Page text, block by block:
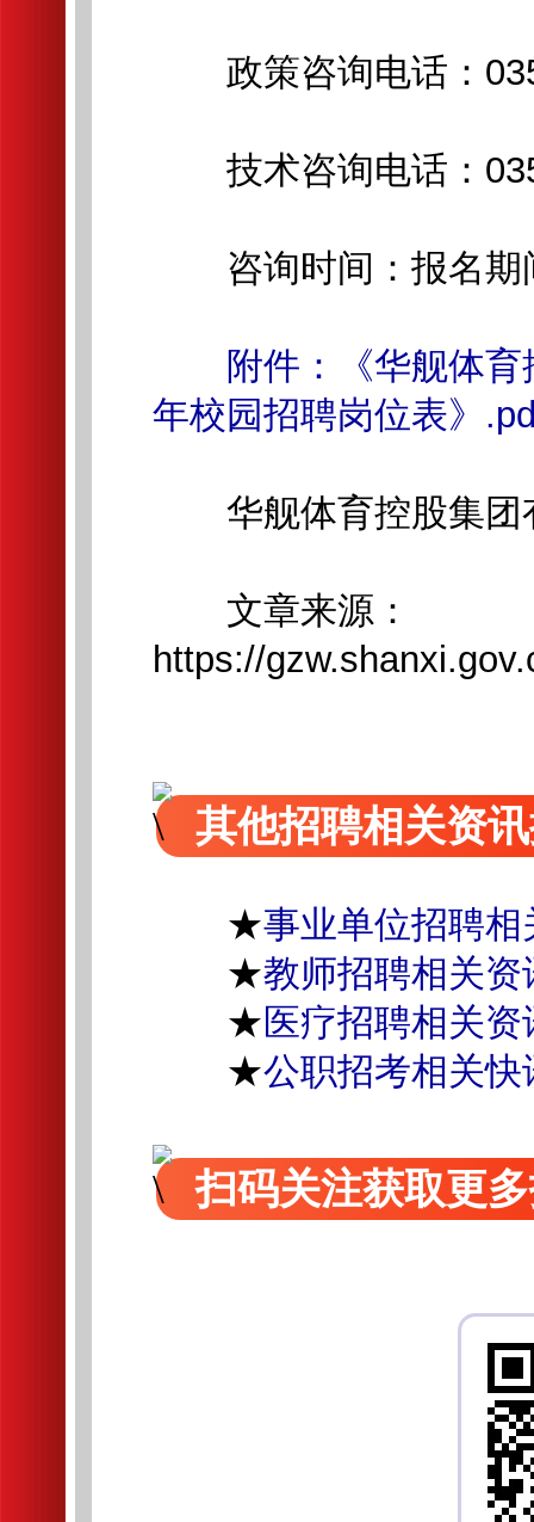
政策咨询电话：
技术咨询电话：
咨询时间：报名期
附件：《华舰体
年校园招聘岗位表》
华舰体育控股集团
文章来源：
https://
其他招聘相关资
★事业单位招聘相
★教师招聘相关资
★医疗招聘相关资
★公职招考相关快
扫码关注获取更